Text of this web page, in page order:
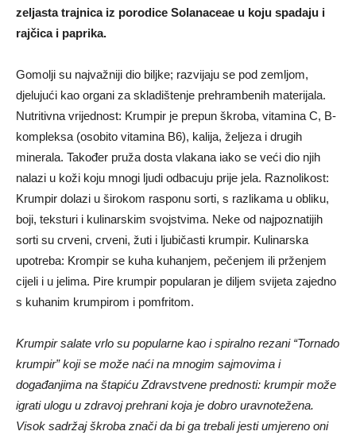
zeljasta trajnica iz porodice Solanaceae u koju spadaju i
rajčica i paprika.
Gomolji su najvažniji dio biljke; razvijaju se pod zemljom,
djelujući kao organi za skladištenje prehrambenih materijala.
Nutritivna vrijednost: Krumpir je prepun škroba, vitamina C, B-
kompleksa (osobito vitamina B6), kalija, željeza i drugih
minerala. Također pruža dosta vlakana iako se veći dio njih
nalazi u koži koju mnogi ljudi odbacuju prije jela. Raznolikost:
Krumpir dolazi u širokom rasponu sorti, s razlikama u obliku,
boji, teksturi i kulinarskim svojstvima. Neke od najpoznatijih
sorti su crveni, crveni, žuti i ljubičasti krumpir. Kulinarska
upotreba: Krompir se kuha kuhanjem, pečenjem ili prženjem
cijeli i u jelima. Pire krumpir popularan je diljem svijeta zajedno
s kuhanim krumpirom i pomfritom.
Krumpir salate vrlo su popularne kao i spiralno rezani “Tornado
krumpir” koji se može naći na mnogim sajmovima i
događanjima na štapiću Zdravstvene prednosti: krumpir može
igrati ulogu u zdravoj prehrani koja je dobro uravnotežena.
Visok sadržaj škroba znači da bi ga trebali jesti umjereno oni